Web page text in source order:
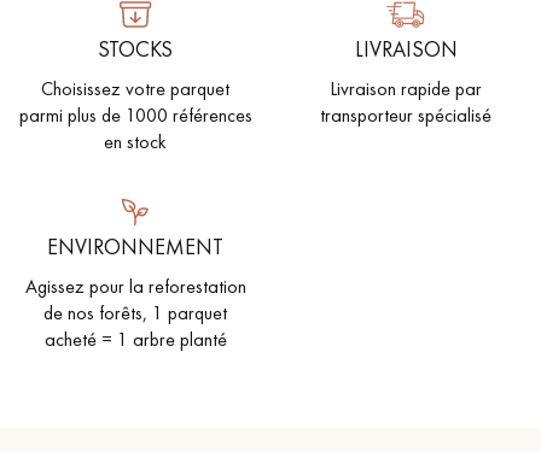
STOCKS
Choisissez votre parquet
parmi plus de 1000 références
en stock
LIVRAISON
Livraison rapide par
transporteur spécialisé
ENVIRONNEMENT
Agissez pour la reforestation
de nos forêts, 1 parquet
acheté = 1 arbre planté